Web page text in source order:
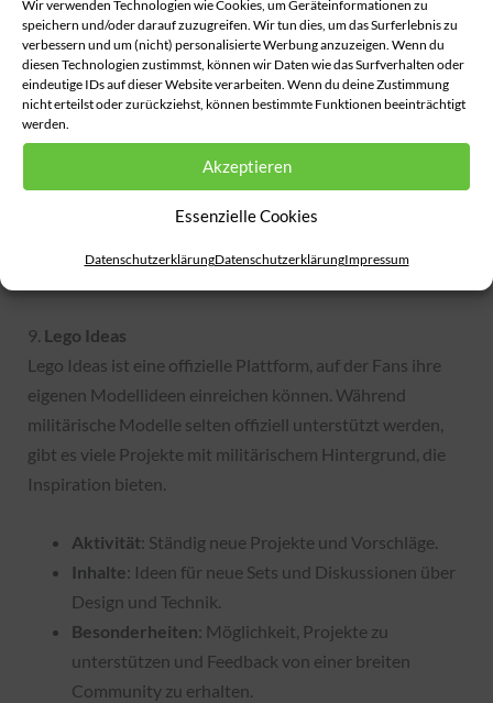
Wir verwenden Technologien wie Cookies, um Geräteinformationen zu
speichern und/oder darauf zuzugreifen. Wir tun dies, um das Surferlebnis zu
verbessern und um (nicht) personalisierte Werbung anzuzeigen. Wenn du
diesen Technologien zustimmst, können wir Daten wie das Surfverhalten oder
eindeutige IDs auf dieser Website verarbeiten. Wenn du deine Zustimmung
nicht erteilst oder zurückziehst, können bestimmte Funktionen beeinträchtigt
werden.
Akzeptieren
Essenzielle Cookies
DatenschutzerklärungDatenschutzerklärungImpressum
Es gibt eine Vielzahl von Militärmodellen, die von
talentierten Baumeistern erstellt wurden.
Aktivität: Viele neue Anleitungen und Modelle
: Bauanleitungen und Teilelisten für
benutzerdefinierte Modelle.
Besonderheiten: Die Möglichkeit, eigene Modelle
9. Lego Ideas
Lego Ideas ist eine offizielle Plattform, auf der Fans ihre
eigenen Modellideen einreichen können. Während
militärische Modelle selten offiziell unterstützt werden,
gibt es viele Projekte mit militärischem Hintergrund, die
Inspiration bieten.
Aktivität: Ständig neue Projekte und Vorschläge.
Inhalte: Ideen für neue Sets und Diskussionen über
Design und Technik.
Besonderheiten: Möglichkeit, Projekte zu
unterstützen und Feedback von einer breiten
Community zu erhalten.